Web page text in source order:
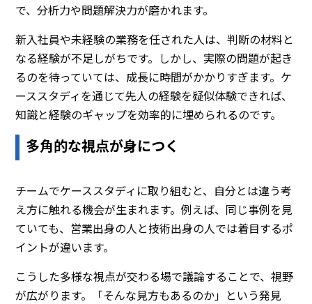
で、分析力や問題解決力が磨かれます。
新入社員や未経験の業務を任された人は、判断の材料と
なる経験が不足しがちです。しかし、実際の問題が起き
るのを待っていては、成長に時間がかかりすぎます。ケ
ーススタディを通じて先人の経験を疑似体験できれば、
知識と経験のギャップを効率的に埋められるのです。
多角的な視点が身につく
チームでケーススタディに取り組むと、自分とは違う考
え方に触れる機会が生まれます。例えば、同じ事例を見
ていても、営業出身の人と技術出身の人では着目するポ
イントが違います。
こうした多様な視点が交わる場で議論することで、視野
が広がります。「そんな見方もあるのか」という発見